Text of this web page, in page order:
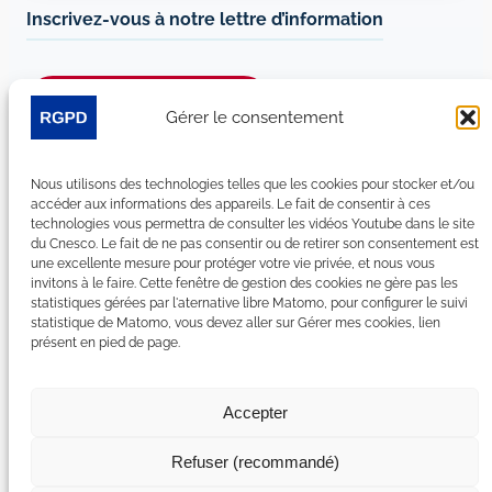
Gérer le consentement
Nous utilisons des technologies telles que les cookies pour stocker et/ou
accéder aux informations des appareils. Le fait de consentir à ces
technologies vous permettra de consulter les vidéos Youtube dans le site
du Cnesco. Le fait de ne pas consentir ou de retirer son consentement est
une excellente mesure pour protéger votre vie privée, et nous vous
invitons à le faire. Cette fenêtre de gestion des cookies ne gère pas les
statistiques gérées par l'aternative libre Matomo, pour configurer le suivi
statistique de Matomo, vous devez aller sur Gérer mes cookies, lien
présent en pied de page.
Accepter
Refuser (recommandé)
Inscrivez-vous à notre lettre d’information
Je m’abonne à la newsletter
LinkedIn
YouTube
Facebook
Bluesky
Nous rejoindre
Accessibilité : non conforme